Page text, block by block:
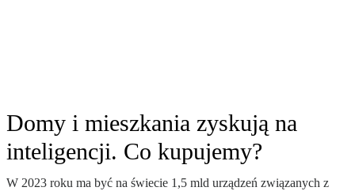
Domy i mieszkania zyskują na
inteligencji. Co kupujemy?
W 2023 roku ma być na świecie 1,5 mld urządzeń związanych z